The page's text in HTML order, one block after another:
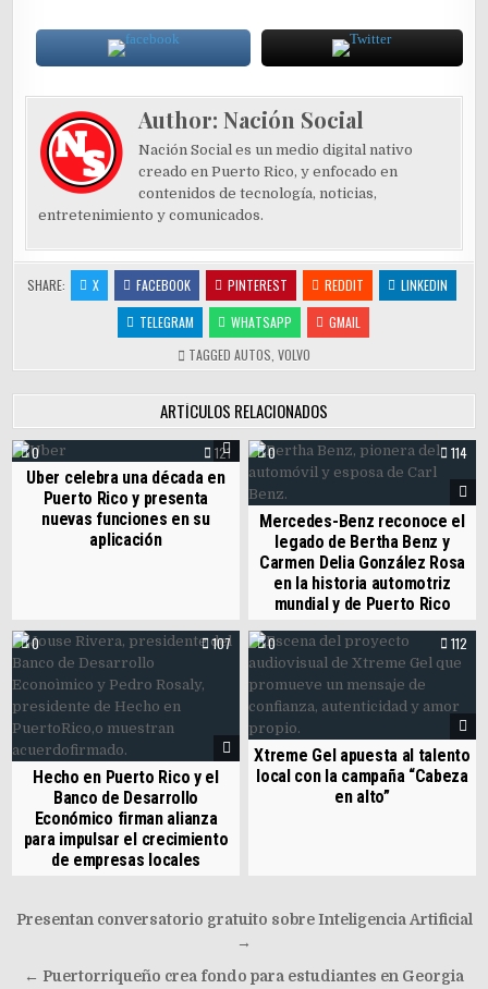
Author:Nación Social
Nación Social es un medio digital nativo
creado en Puerto Rico, y enfocado en
contenidos de tecnología, noticias,
entretenimiento y comunicados.
SHARE: X FACEBOOK PINTEREST REDDIT
LINKEDIN
TELEGRAM
WHATSAPP
GMAIL
TAGGED AUTOS VOLVO
ARTÍCULOS RELACIONADOS
0 121
Uber celebra una década en
Puerto Rico y presenta
nuevas funciones en su
aplicación
0 114
Mercedes-Benz reconoce el
legado de Bertha Benz y
Carmen Delia González Rosa
en la historia automotriz
mundial y de Puerto Rico
0 107
Hecho en Puerto Rico y el
Banco de Desarrollo
Económico firman alianza
para impulsar el crecimiento
de empresas locales
0 112
Xtreme Gel apuesta al talento
local con la campaña “Cabeza
en alto”
Post navigation
Presentan conversatorio gratuito sobre Inteligencia Artificial
→
← Puertorriqueño crea fondo para estudiantes en Georgia